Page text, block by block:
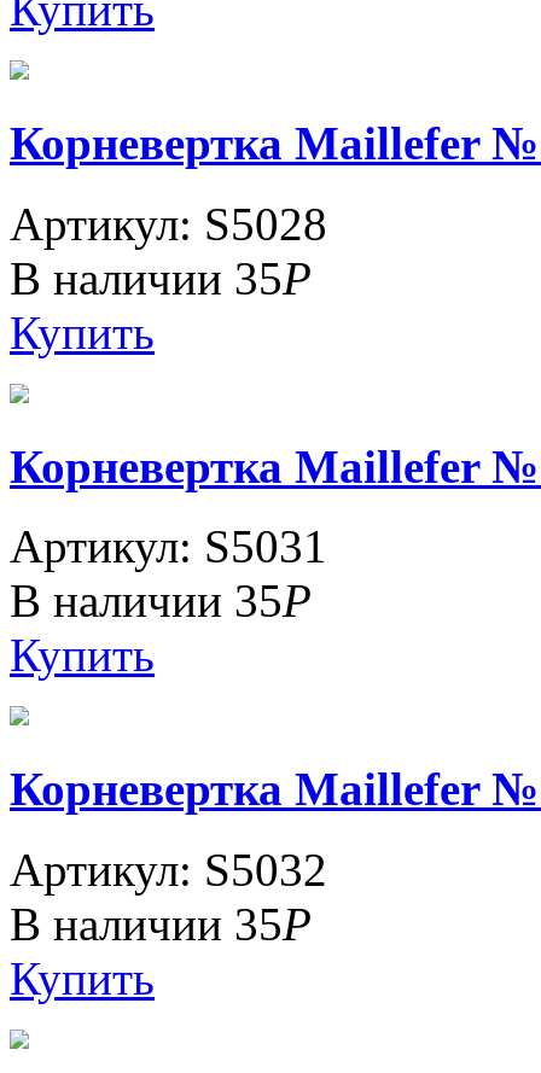
Корневертка Maillefer
Артикул: S5028
В наличии 35Р
Купить
Корневертка Maillefer
Артикул: S5031
В наличии 35Р
Купить
Корневертка Maillefer
Артикул: S5032
В наличии 35Р
Купить